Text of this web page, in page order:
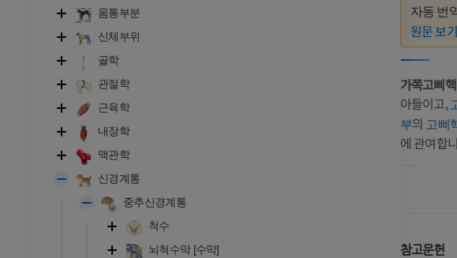
몸통부분
신체부위
골학
관절학
근육학
내장학
맥관학
신경계통
중추신경계통
척수
뇌척수막 [수막]
자동 번
원문 보기
가쪽고삐핵
아들이고,
부의 고삐
에 관여합
참고문헌